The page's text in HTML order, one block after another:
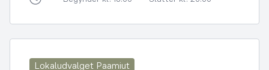
Lokaludvalget Paamiut